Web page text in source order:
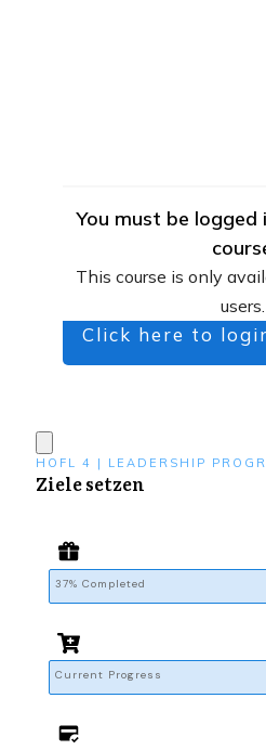
You must be logged
This course is only
users.
Click here to
HOFL 4 | LEADERSHIP
Ziele setzen
37% Completed
Current Progress